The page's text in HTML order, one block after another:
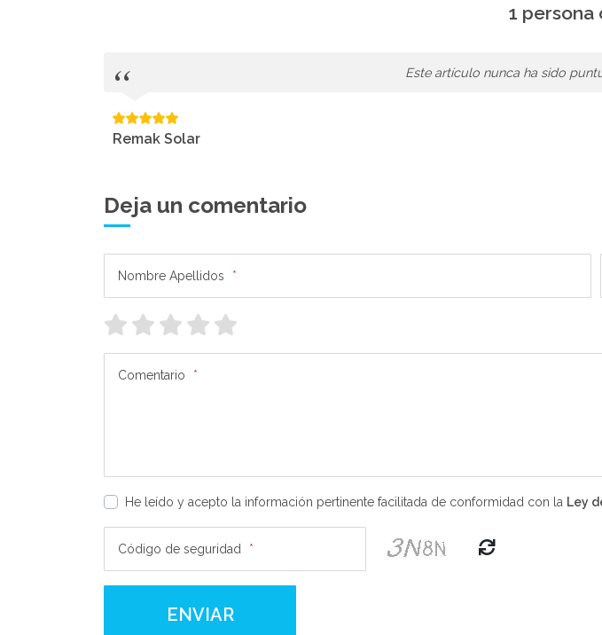
1 persona
Este artículo nunca ha sido
Remak Solar
Deja un comentario
Nombre Apellidos *
Comentario *
He leído y acepto la información pertinente facilitada de conformidad con la Ley
Código de seguridad *
ENVIAR